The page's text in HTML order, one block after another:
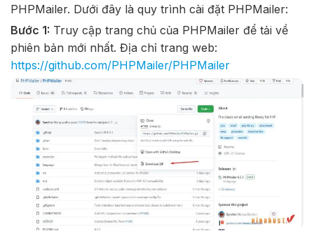
PHPMailer. Dưới đây là quy trình cài đặt PHPMailer:
Bước 1: Truy cập trang chủ của PHPMailer để tải về
phiên bản mới nhất. Địa chỉ trang web:
https://github.com/PHPMailer/PHPMailer